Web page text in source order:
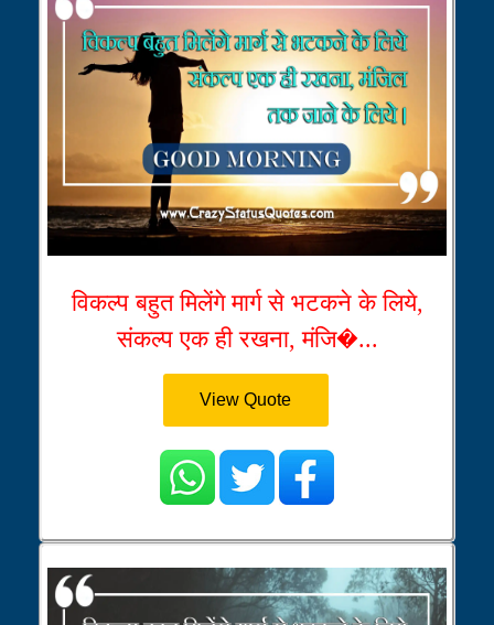
विकल्प बहुत मिलेंगे मार्ग से भटकने के लिये,
संकल्प एक ही रखना, मंजि�...
View Quote